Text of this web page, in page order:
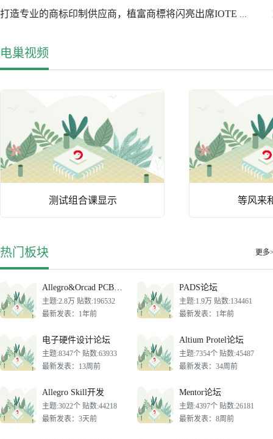
电巢视频
测试组合课显示 等风来
热门板块 更多
主题:2.8万 贴数:196532
最新发表：1年前
PADS论坛
主题:1.9万 贴数:134461
最新发表：1年前
电子硬件设计论坛
主题:8347个 贴数:63933
最新发表：13周前
Altium Protel论坛
主题:7354个 贴数:45487
最新发表：34周前
Allegro Skill开发
主题:3022个 贴数:44218
最新发表：3天前
Mentor论坛
主题:4397个 贴数:26181
最新发表：8周前